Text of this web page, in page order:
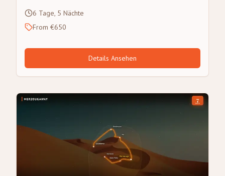
6 Tage, 5 Nächte
From €650
Details Ansehen